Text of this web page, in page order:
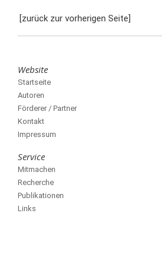
[zurück zur vorherigen Seite]
Website
Startseite
Autoren
Förderer / Partner
Kontakt
Impressum
Service
Mitmachen
Recherche
Publikationen
Links